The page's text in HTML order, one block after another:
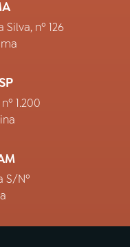
nº 126
1.200
S/Nº